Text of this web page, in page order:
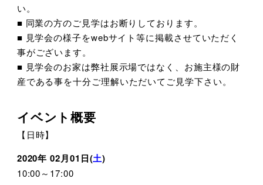
い。
■ 同業の方のご見学はお断りしております。
■ 見学会の様子をwebサイト等に掲載させていただく
事がございます。
■ 見学会のお家は弊社展示場ではなく、お施主様の財
産である事を十分ご理解いただいてご見学下さい。
イベント概要
【日時】
2020年 02月01日(土)
10:00～17:00